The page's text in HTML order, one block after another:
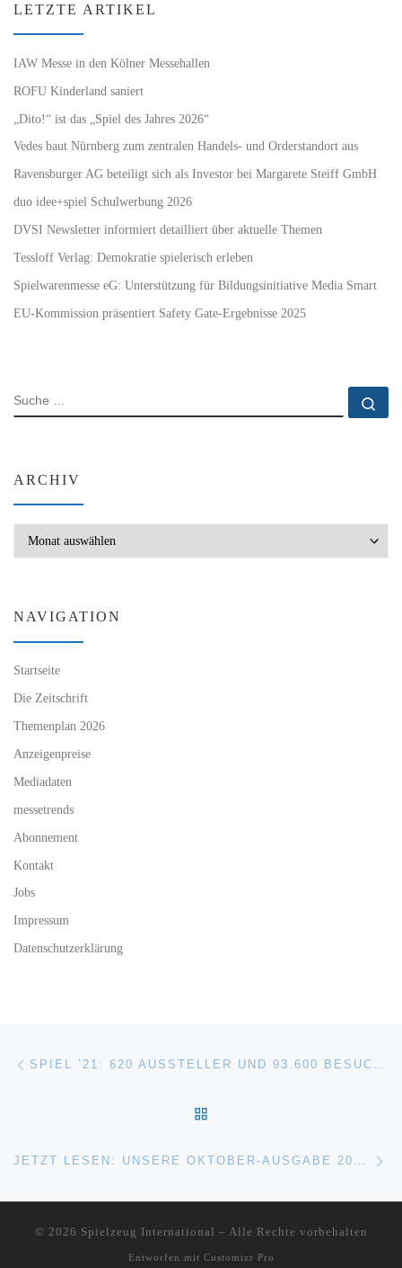
LETZTE ARTIKEL
IAW Messe in den Kölner Messehallen
ROFU Kinderland saniert
„Dito!“ ist das „Spiel des Jahres 2026“
Vedes baut Nürnberg zum zentralen Handels- und Orderstandort aus
Ravensburger AG beteiligt sich als Investor bei Margarete Steiff GmbH
duo idee+spiel Schulwerbung 2026
DVSI Newsletter informiert detailliert über aktuelle Themen
Tessloff Verlag: Demokratie spielerisch erleben
Spielwarenmesse eG: Unterstützung für Bildungsinitiative Media Smart
EU-Kommission präsentiert Safety Gate-Ergebnisse 2025
SUCHE
ARCHIV
NAVIGATION
Startseite
Die Zeitschrift
Themenplan 2026
Anzeigenpreise
Mediadaten
messetrends
Abonnement
Kontakt
Jobs
Impressum
Datenschutzerklärung
Beitragsnavigation SPIEL ’21: 620 AUSSTELLER UND 93.600 BESUCHER KAMEN NACH ESSEN
JETZT LESEN: UNSERE OKTOBER-AUSGABE 2021 IST ONLINE!
© 2026 Spielzeug International – Alle Rechte vorbehalten
Entworfen mit Customizr Pro